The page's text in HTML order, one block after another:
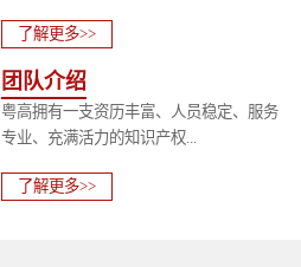
了解更多>>
团队介绍
粤高拥有一支资历丰富、人员稳定、服务
专业、充满活力的知识产权...
了解更多>>